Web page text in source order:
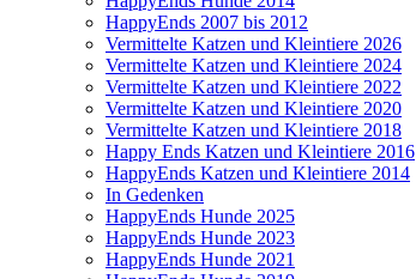
HappyEnds 2007 bis 2012
Vermittelte Katzen und Kleintiere 2026
Vermittelte Katzen und Kleintiere 2024
Vermittelte Katzen und Kleintiere 2022
Vermittelte Katzen und Kleintiere 2020
Vermittelte Katzen und Kleintiere 2018
Happy Ends Katzen und Kleintiere 2016
HappyEnds Katzen und Kleintiere 2014
In Gedenken
HappyEnds Hunde 2025
HappyEnds Hunde 2023
HappyEnds Hunde 2021